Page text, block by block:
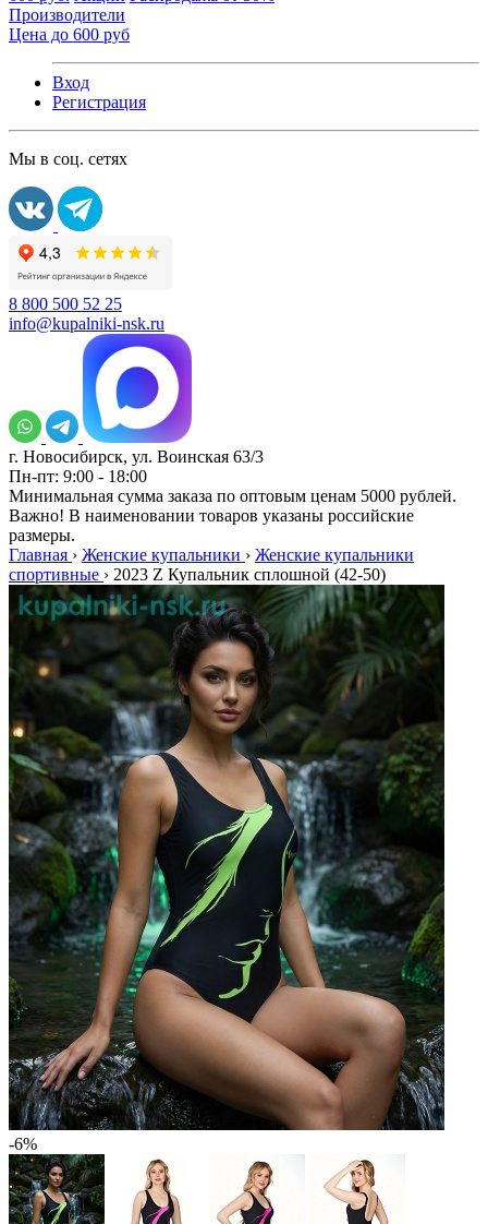
Производители
Цена до 600 руб
Вход
Регистрация
Мы в соц. сетях
8 800 500 52 25
info@kupalniki-nsk.ru
г. Новосибирск, ул. Воинская 63/3
Пн-пт: 9:00 - 18:00
Минимальная сумма заказа по оптовым ценам 5000 рублей.
Важно! В наименовании товаров указаны российские
размеры.
Главная › Женские купальники › Женские купальники
спортивные › 2023 Z Купальник сплошной (42-50)
-6%